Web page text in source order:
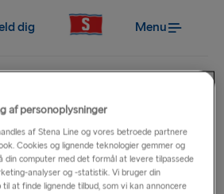
dig Menu
af personoplysninger
af Stena Line og vores betroede partnere
Cookies og lignende teknologier gemmer og
din computer med det formål at levere tilpassede
analyser og -statistik. Vi bruger din
at finde lignende tilbud, som vi kan annoncere